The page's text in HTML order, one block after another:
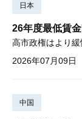
日本
26年度最低賃
2026年07月09日
中国